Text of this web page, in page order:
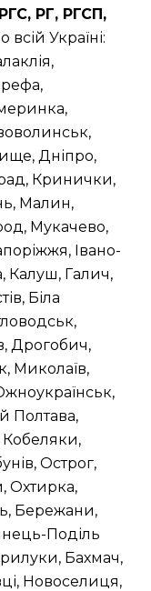
РГ, РГСП,
всій Україні:
Дніпро,
Кринички,
Малин,
Мукачево,
Івано-
Калуш, Галич,
Біла
Дрогобич,
Миколаїв,
Полтава,
Острог,
Охтирка,
Бережани,
Поділь
Бахмач,
Новоселиця,